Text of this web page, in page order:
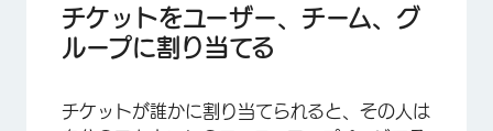
チケットをユーザー、チーム、グ
ループに割り当てる
チケットが誰かに割り当てられると、その人は